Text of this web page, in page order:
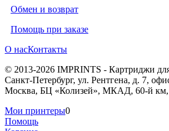
Обмен и возврат
Помощь при заказе
О насКонтакты
© 2013-2026 IMPRINTS - Картриджи
Санкт-Петербург, ул. Рентгена, д. 7,
Москва, БЦ «Колизей», МКАД, 60-й
Мои принтеры0
Помощь